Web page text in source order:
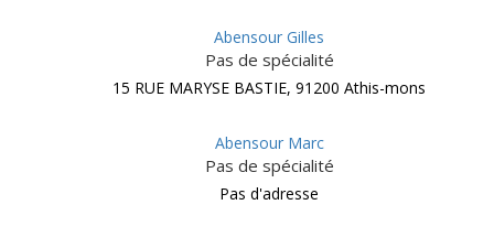
Abensour Gilles
Pas de spécialité
15 RUE MARYSE BASTIE, 91200 Athis-mons
Abensour Marc
Pas de spécialité
Pas d'adresse